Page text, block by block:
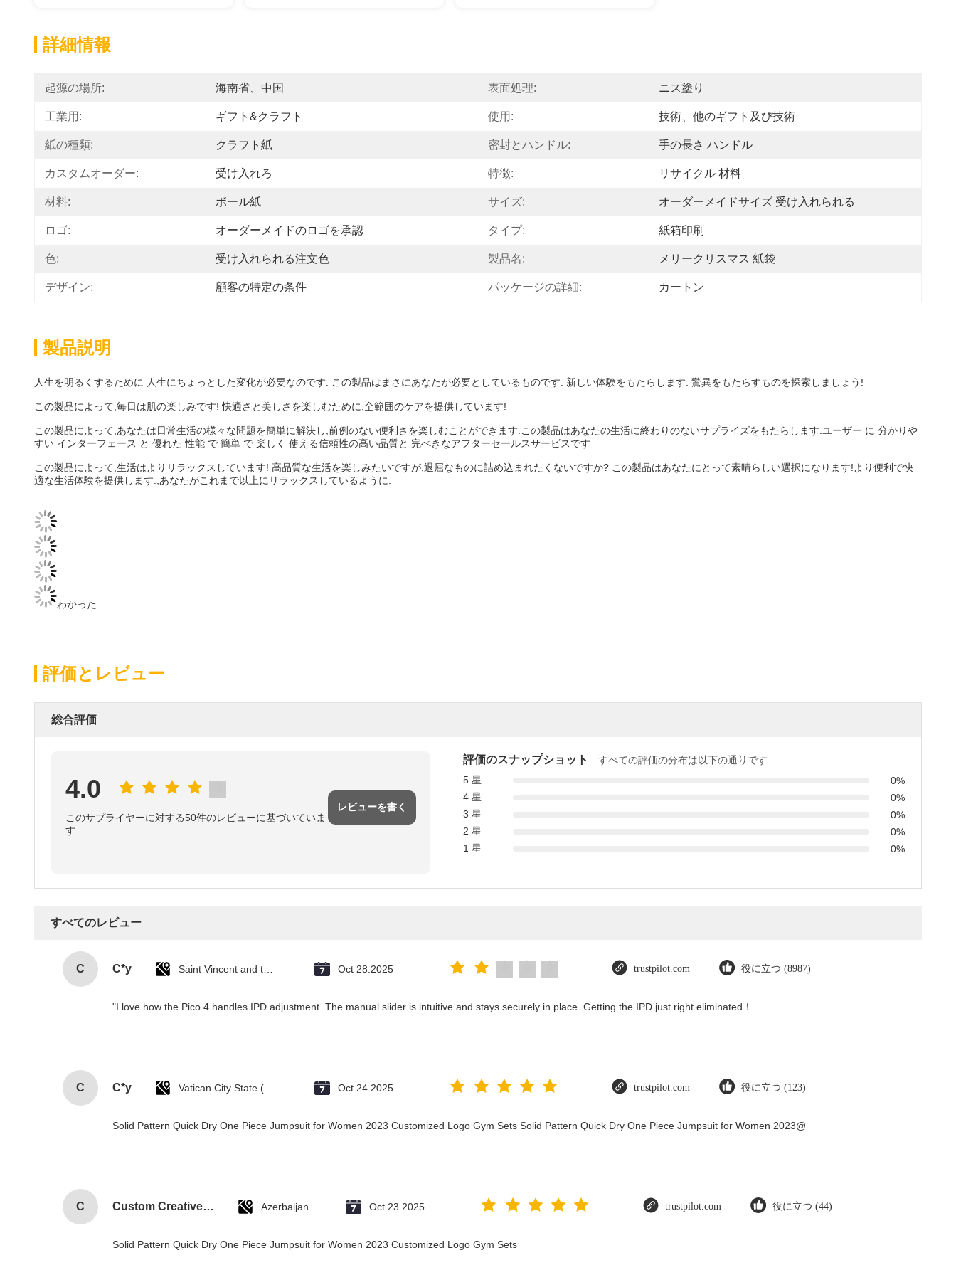
詳細情報
起源の場所: 海南省、中国 表面処理: ニス塗り
工業用: ギフト&クラフト 使用: 技術、他のギフト及び技術
紙の種類: クラフト紙 密封とハンドル: 手の長さ ハンドル
カスタムオーダー: 受け入れろ 特徴: リサイクル 材料
材料: ボール紙 サイズ: オーダーメイドサイズ 受け入れられる
ロゴ: オーダーメイドのロゴを承認 タイプ: 紙箱印刷
色: 受け入れられる注文色 製品名: メリークリスマス 紙袋
デザイン: 顧客の特定の条件 パッケージの詳細: カートン
製品説明
人生を明るくするために 人生にちょっとした変化が必要なのです. この製品はまさにあなたが必要としているものです. 新しい体験をもたらします. 驚異をもたらすものを探索しましょう!
この製品によって,毎日は肌の楽しみです! 快適さと美しさを楽しむために,全範囲のケアを提供しています!
この製品によって,あなたは日常生活の様々な問題を簡単に解決し,前例のない便利さを楽しむことができます.この製品はあなたの生活に終わりのないサプライズをもたらします.ユーザー に 分かりや
すい インターフェース と 優れた 性能 で 簡単 で 楽しく 使える信頼性の高い品質と 完ぺきなアフターセールスサービスです
この製品によって,生活はよりリラックスしています! 高品質な生活を楽しみたいですが,退屈なものに詰め込まれたくないですか? この製品はあなたにとって素晴らしい選択になります!より便利で快
適な生活体験を提供します.,あなたがこれまで以上にリラックスしているように.
わかった
評価とレビュー
総合評価
4.0
このサプライヤーに対する50件のレビューに基づいていま
す
レビューを書く
評価のスナップショット
すべての評価の分布は以下の通りです
5 星
0%
4 星
0%
3 星
0%
2 星
0%
1 星
0%
すべてのレビュー
C C*y Oct 28.2025 trustpilot.com 役に立つ (8987)
"I love how the Pico 4 handles IPD adjustment. The manual slider is intuitive and stays securely in place. Getting the IPD just right eliminated！
C C*y Oct 24.2025 trustpilot.com 役に立つ (123)
Solid Pattern Quick Dry One Piece Jumpsuit for Women 2023 Customized Logo Gym Sets Solid Pattern Quick Dry One Piece Jumpsuit for Women 2023@
C Custom Creative Goodie Christmas Kraft Paper Gift Bag with Your Own Logo for Xmas Decorative Party Azerbaijan Oct 23.2025 trustpilot.com 役に立つ (44)
Solid Pattern Quick Dry One Piece Jumpsuit for Women 2023 Customized Logo Gym Sets